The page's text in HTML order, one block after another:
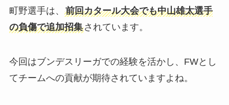
町野選手は、 前回カタール大会でも中山雄太選手
の負傷で追加招集されています。
今回はブンデスリーガでの経験を活かし、FWとし
てチームへの貢献が期待されていますよね。